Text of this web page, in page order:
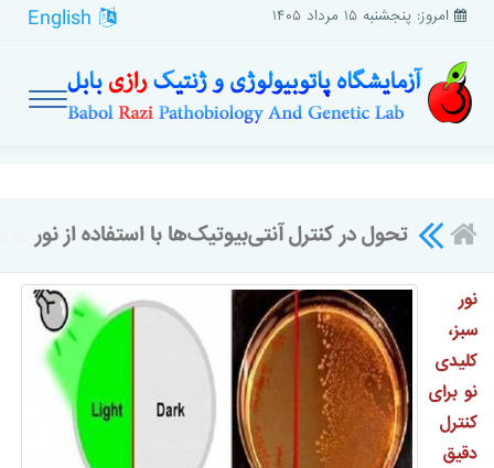
امروز: پنجشنبه ۱۵ مرداد ۱۴۰۵
تحول در کنترل آنتی‌بیوتیک‌ها با استفاده از نور
نور
سبز،
کلیدی
نو برای
کنترل
دقیق